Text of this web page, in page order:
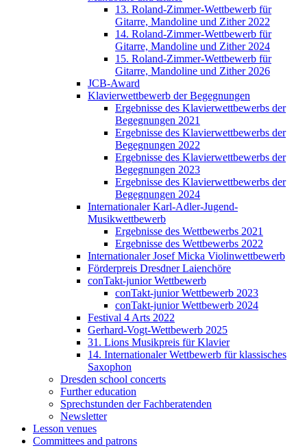
13. Roland-Zimmer-Wettbewerb für
Gitarre, Mandoline und Zither 2022
14. Roland-Zimmer-Wettbewerb für
Gitarre, Mandoline und Zither 2024
15. Roland-Zimmer-Wettbewerb für
Gitarre, Mandoline und Zither 2026
JCB-Award
Klavierwettbewerb der Begegnungen
Ergebnisse des Klavierwettbewerbs der
Begegnungen 2021
Ergebnisse des Klavierwettbewerbs der
Begegnungen 2022
Ergebnisse des Klavierwettbewerbs der
Begegnungen 2023
Ergebnisse des Klavierwettbewerbs der
Begegnungen 2024
Internationaler Karl-Adler-Jugend-
Musikwettbewerb
Ergebnisse des Wettbewerbs 2021
Ergebnisse des Wettbewerbs 2022
Internationaler Josef Micka Violinwettbewerb
Förderpreis Dresdner Laienchöre
conTakt-junior Wettbewerb
conTakt-junior Wettbewerb 2023
conTakt-junior Wettbewerb 2024
Festival 4 Arts 2022
Gerhard-Vogt-Wettbewerb 2025
31. Lions Musikpreis für Klavier
14. Internationaler Wettbewerb für klassisches
Saxophon
Dresden school concerts
Further education
Sprechstunden der Fachberatenden
Newsletter
Lesson venues
Committees and patrons